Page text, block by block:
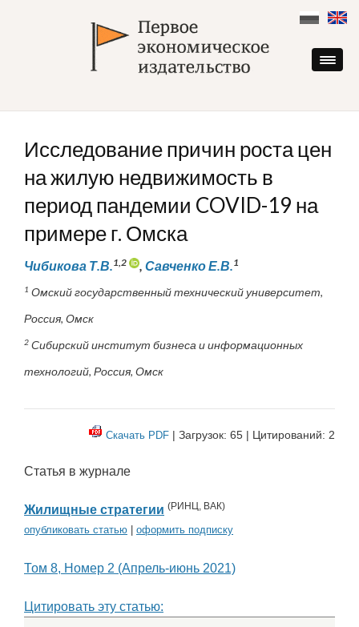
content
Исследование причин роста цен
на жилую недвижимость в
период пандемии COVID-19 на
примере г. Омска
Чибикова Т.В.1,2 , Савченко Е.В.1
1 Омский государственный технический университет,
Россия, Омск
2 Сибирский институт бизнеса и информационных
технологий, Россия, Омск
Скачать PDF | Загрузок: 65 | Цитирований: 2
Статья в журнале
Жилищные стратегии (РИНЦ, ВАК)
опубликовать статью оформить подписку
Том 8, Номер 2 (Апрель-июнь 2021)
Цитировать эту статью: